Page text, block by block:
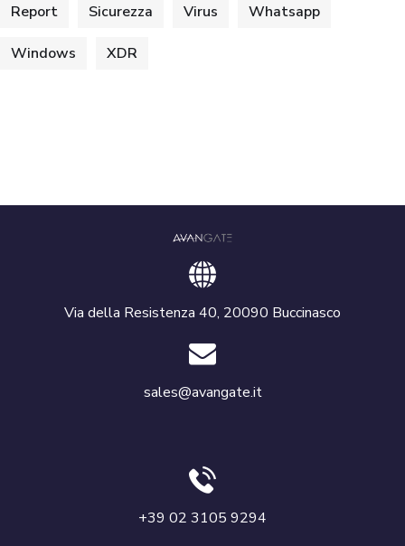
Report Sicurezza Virus Whatsapp
Windows XDR
Via della Resistenza 40, 20090 Buccinasco
sales@avangate.it
+39 02 3105 9294